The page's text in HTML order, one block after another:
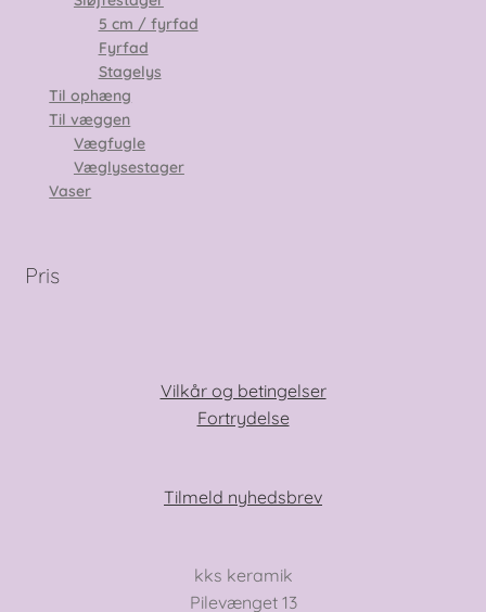
5 cm / fyrfad
Fyrfad
Stagelys
Til ophæng
Til væggen
Vægfugle
Væglysestager
Vaser
Pris
Vilkår og betingelser
Fortrydelse
Tilmeld nyhedsbrev
kks keramik
Pilevænget 13